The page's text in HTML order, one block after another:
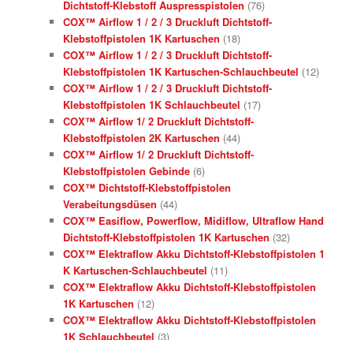
Dichtstoff-Klebstoff Auspresspistolen (76)
COX™ Airflow 1 / 2 / 3 Druckluft Dichtstoff-
Klebstoffpistolen 1K Kartuschen (18)
COX™ Airflow 1 / 2 / 3 Druckluft Dichtstoff-
Klebstoffpistolen 1K Kartuschen-Schlauchbeutel (12)
COX™ Airflow 1 / 2 / 3 Druckluft Dichtstoff-
Klebstoffpistolen 1K Schlauchbeutel (17)
COX™ Airflow 1/ 2 Druckluft Dichtstoff-
Klebstoffpistolen 2K Kartuschen (44)
COX™ Airflow 1/ 2 Druckluft Dichtstoff-
Klebstoffpistolen Gebinde (6)
COX™ Dichtstoff-Klebstoffpistolen
Verabeitungsdüsen (44)
COX™ Easiflow, Powerflow, Midiflow, Ultraflow Hand
Dichtstoff-Klebstoffpistolen 1K Kartuschen (32)
COX™ Elektraflow Akku Dichtstoff-Klebstoffpistolen 1
K Kartuschen-Schlauchbeutel (11)
COX™ Elektraflow Akku Dichtstoff-Klebstoffpistolen
1K Kartuschen (12)
COX™ Elektraflow Akku Dichtstoff-Klebstoffpistolen
1K Schlauchbeutel (3)